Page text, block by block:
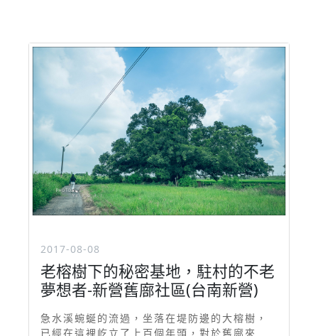
2017-08-08
老榕樹下的秘密基地，駐村的不老
夢想者-新營舊廍社區(台南新營)
急水溪蜿蜒的流過，坐落在堤防邊的大榕樹，
已經在這裡屹立了上百個年頭，對於舊廍來